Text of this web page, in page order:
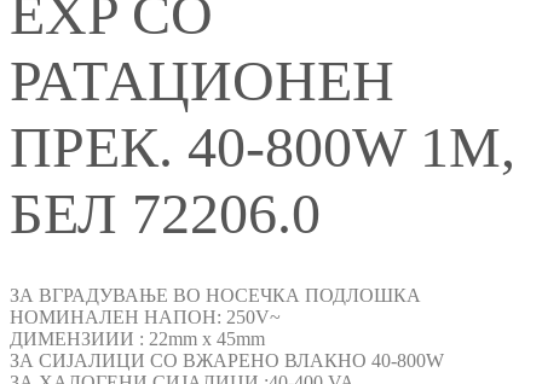
EXP СО
РАТАЦИОНЕН
ПРЕК. 40-800W 1M,
БЕЛ 72206.0
ЗА ВГРАДУВАЊЕ ВО НОСЕЧКА ПОДЛОШКА
НОМИНАЛЕН НАПОН: 250V~
ДИМЕНЗИИИ : 22mm x 45mm
ЗА СИЈАЛИЦИ СО ВЖАРЕНО ВЛАКНО 40-800W